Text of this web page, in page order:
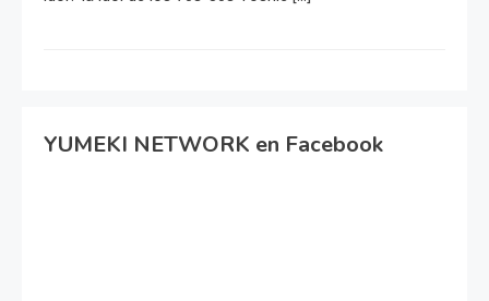
YUMEKI NETWORK en Facebook